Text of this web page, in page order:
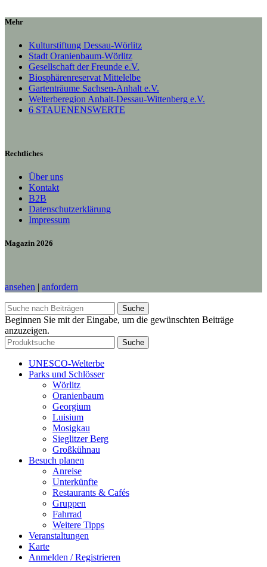
Mehr
Kulturstiftung Dessau-Wörlitz
Stadt Oranienbaum-Wörlitz
Gesellschaft der Freunde e.V.
Biosphärenreservat Mittelelbe
Gartenträume Sachsen-Anhalt e.V.
Welterberegion Anhalt-Dessau-Wittenberg e.V.
6 STAUENENSWERTE
Rechtliches
Über uns
Kontakt
B2B
Datenschutzerklärung
Impressum
Magazin 2026
ansehen | anfordern
Suche
Beginnen Sie mit der Eingabe, um die gewünschten Beiträge
anzuzeigen.
Suche
UNESCO-Welterbe
Parks und Schlösser
Wörlitz
Oranienbaum
Georgium
Luisium
Mosigkau
Sieglitzer Berg
Großkühnau
Besuch planen
Anreise
Unterkünfte
Restaurants & Cafés
Gruppen
Fahrrad
Weitere Tipps
Veranstaltungen
Karte
Anmelden / Registrieren